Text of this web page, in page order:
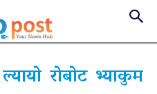
रोबोट भ्याकुम